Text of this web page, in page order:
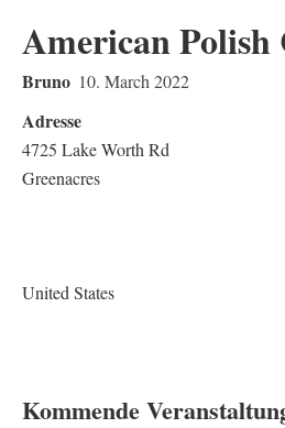
American Polish
Bruno 10. March 2022
Adresse
4725 Lake Worth Rd
Greenacres
United States
Kommende